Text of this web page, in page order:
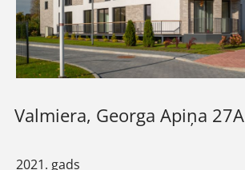
Valmiera, Georga Apiņa 27A
2021. gads